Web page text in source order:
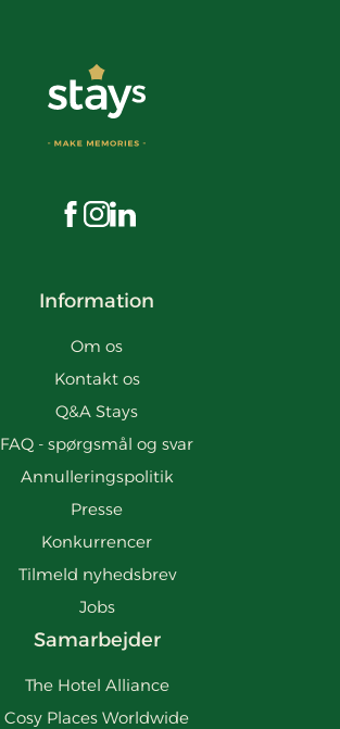
Besøg os på Facebook
Besøg os på Instagram
Besøg os på LinkedIn
Information
Om os
Kontakt os
Q&A Stays
FAQ - spørgsmål og svar
Annulleringspolitik
Presse
Konkurrencer
Tilmeld nyhedsbrev
Jobs
Samarbejder
The Hotel Alliance
Cosy Places Worldwide